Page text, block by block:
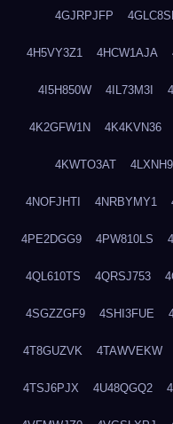
4GJRPJFP
4H5VY3Z1 4HCW1AJA
4I5H850W 4IL73M3I
4K2GFW1N 4K4KVN36
4KWTO3AT
4NOFJHTI 4NRBYMY1
4PE2DGG9 4PW810LS
4QL610TS 4QRSJ753
4SGZZGF9 4SHI3FUE
4T8GUZVK 4TAWVEKW
4TSJ6PJX 4U48QGQ2